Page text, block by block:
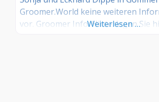
Groomer.World keine weiteren
vor. Groomer Info: Hinterlegen Sie
Weiterlesen …